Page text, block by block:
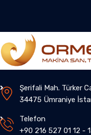
Şerifali Mah. Türker
34475 Ümraniye
Telefon
+90 216 527 01 12 -